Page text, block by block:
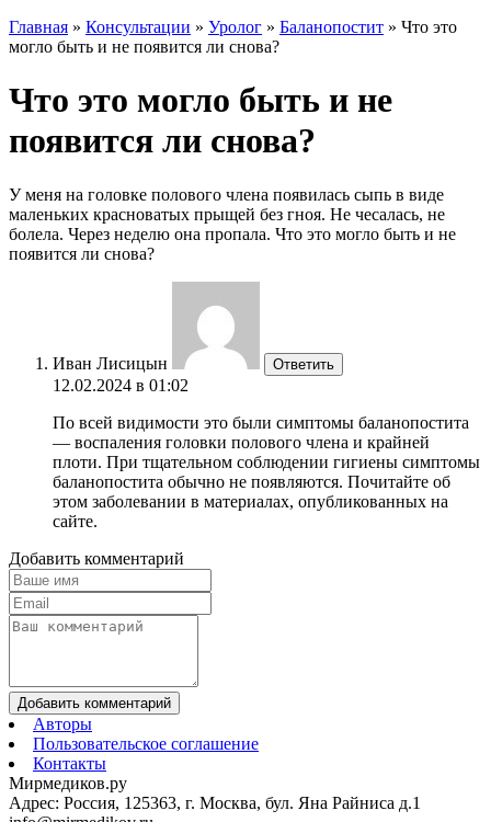
Главная » Консультации » Уролог » Баланопостит » Что это
могло быть и не появится ли снова?
Что это могло быть и не
появится ли снова?
У меня на головке полового члена появилась сыпь в виде
маленьких красноватых прыщей без гноя. Не чесалась, не
болела. Через неделю она пропала. Что это могло быть и не
появится ли снова?
Иван Лисицын Ответить
12.02.2024 в 01:02
По всей видимости это были симптомы баланопостита
— воспаления головки полового члена и крайней
плоти. При тщательном соблюдении гигиены симптомы
баланопостита обычно не появляются. Почитайте об
этом заболевании в материалах, опубликованных на
сайте.
Добавить комментарий
Добавить комментарий
Авторы
Пользовательское соглашение
Контакты
Мирмедиков.ру
Адрес: Россия, 125363, г. Москва, бул. Яна Райниса д.1